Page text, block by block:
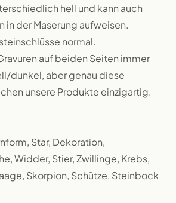
hell und kann auch
in der Maserung aufweisen.
normal.
auf beiden Seiten immer
dunkel, aber genau diese
unsere Produkte einzigartig.
Star, Dekoration,
Widder, Stier, Zwillinge, Krebs,
Skorpion, Schütze, Steinbock